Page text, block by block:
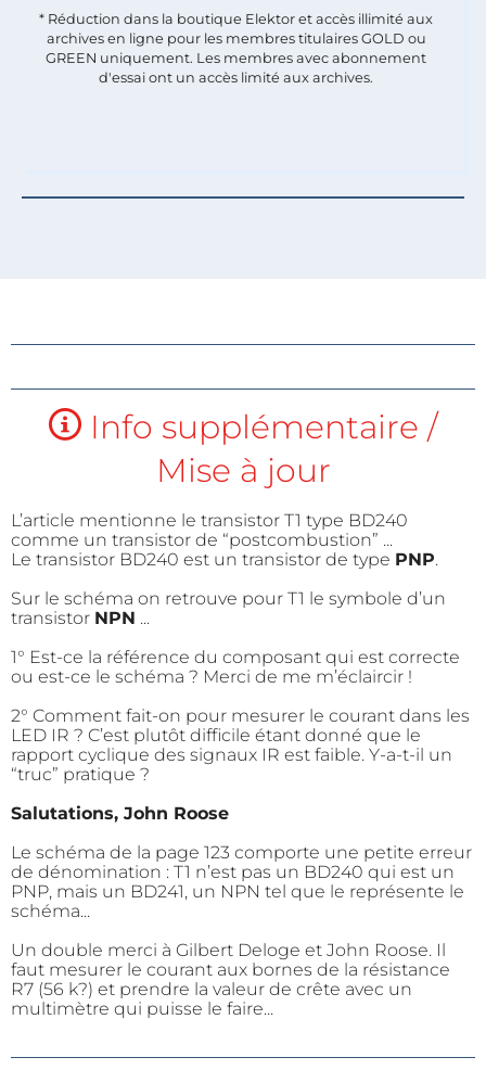
* Réduction dans la boutique Elektor et accès illimité aux
archives en ligne pour les membres titulaires GOLD ou
GREEN uniquement. Les membres avec abonnement
d'essai ont un accès limité aux archives.
Info supplémentaire /
Mise à jour
L’article mentionne le transistor T1 type BD240
comme un transistor de “postcombustion” ...
Le transistor BD240 est un transistor de type PNP.
Sur le schéma on retrouve pour T1 le symbole d’un
transistor NPN ...
1° Est-ce la référence du composant qui est correcte
ou est-ce le schéma ? Merci de me m’éclaircir !
2° Comment fait-on pour mesurer le courant dans les
LED IR ? C’est plutôt difficile étant donné que le
rapport cyclique des signaux IR est faible. Y-a-t-il un
“truc” pratique ?
Salutations, John Roose
Le schéma de la page 123 comporte une petite erreur
de dénomination : T1 n’est pas un BD240 qui est un
PNP, mais un BD241, un NPN tel que le représente le
schéma...
Un double merci à Gilbert Deloge et John Roose. Il
faut mesurer le courant aux bornes de la résistance
R7 (56 k?) et prendre la valeur de crête avec un
multimètre qui puisse le faire...